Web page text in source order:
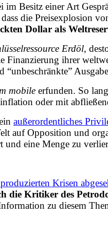
im Besitz einer Art
die Preisexplosion
Dollar als
Erdöl,
ihrer
mobile erfunden. So
oder mit
außerordentliches
auf Opposition und
eine Menge zu
Krisen
die Kritiker des
zu diesem